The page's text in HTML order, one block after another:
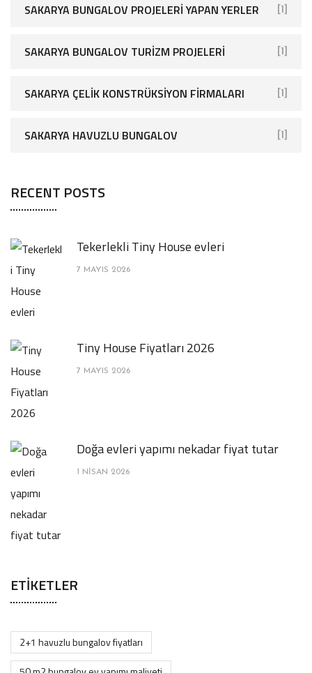
SAKARYA BUNGALOV PROJELERI YAPAN YERLER [1]
SAKARYA BUNGALOV TURIZM PROJELERI [1]
SAKARYA ÇELIK KONSTRÜKSIYON FIRMALARI [1]
SAKARYA HAVUZLU BUNGALOV [1]
RECENT POSTS
Tekerlekli Tiny House evleri
7 MAYIS 2026
Tiny House Fiyatları 2026
7 MAYIS 2026
Doğa evleri yapımı nekadar fiyat tutar
1 NISAN 2026
ETIKETLER
2+1 havuzlu bungalov fiyatları